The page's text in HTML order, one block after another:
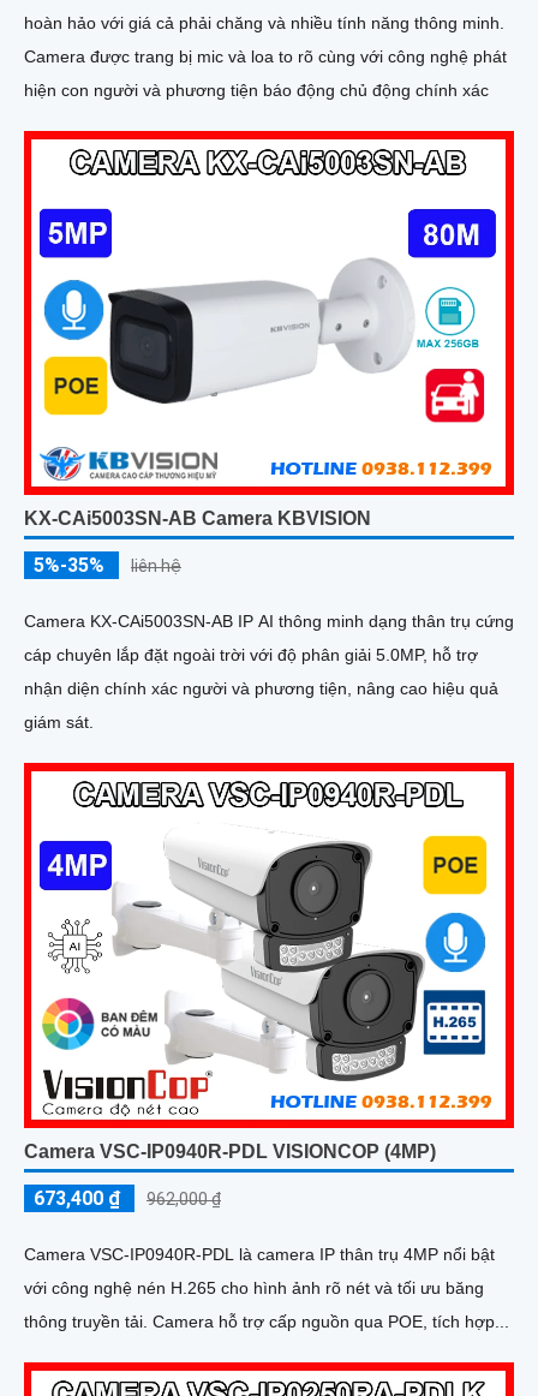
hoàn hảo với giá cả phải chăng và nhiều tính năng thông minh.
Camera được trang bị mic và loa to rõ cùng với công nghệ phát
hiện con người và phương tiện báo động chủ động chính xác
KX-CAi5003SN-AB Camera KBVISION
5%-35% liên hệ
Camera KX-CAi5003SN-AB IP AI thông minh dạng thân trụ cứng
cáp chuyên lắp đặt ngoài trời với độ phân giải 5.0MP, hỗ trợ
nhận diện chính xác người và phương tiện, nâng cao hiệu quả
giám sát.
Camera VSC-IP0940R-PDL VISIONCOP (4MP)
673,400 ₫ 962,000 ₫
Camera VSC-IP0940R-PDL là camera IP thân trụ 4MP nổi bật
với công nghệ nén H.265 cho hình ảnh rõ nét và tối ưu băng
thông truyền tải. Camera hỗ trợ cấp nguồn qua POE, tích hợp...